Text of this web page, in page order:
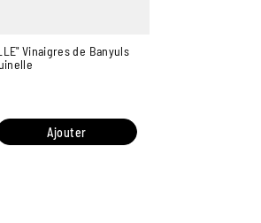
Vinaigres de Banyuls
Ajouter